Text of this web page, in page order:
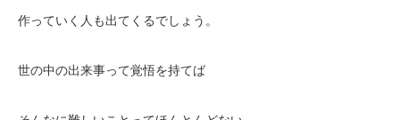
作っていく人も出てくるでしょう。
世の中の出来事って覚悟を持てば